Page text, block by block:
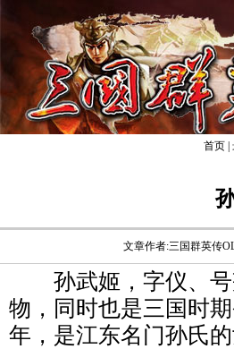
首页|
文章作者:三国群英传
孙武姬，字仪、号
物，同时也是三国时
年，是江东名门孙氏